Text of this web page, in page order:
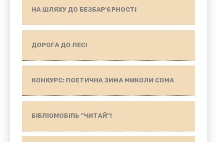
НА ШЛЯХУ ДО БЕЗБАР'ЄРНОСТІ
ДОРОГА ДО ЛЕСІ
КОНКУРС: ПОЕТИЧНА ЗИМА МИКОЛИ СОМА
БІБЛІОМОБІЛЬ "ЧИТАЙ"!